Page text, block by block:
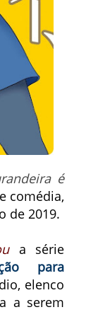
é
comédia,
de 2019.
a série
para
elenco
a serem